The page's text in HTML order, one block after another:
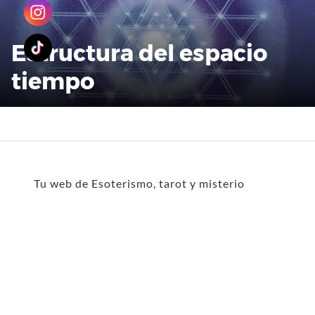
Estructura del espacio
tiempo
Tu web de Esoterismo, tarot y misterio